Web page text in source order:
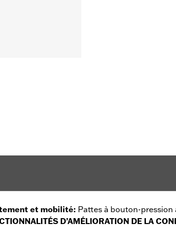
et mobilité: Pattes à bouton-pression
D’AMÉLIORATION DE LA